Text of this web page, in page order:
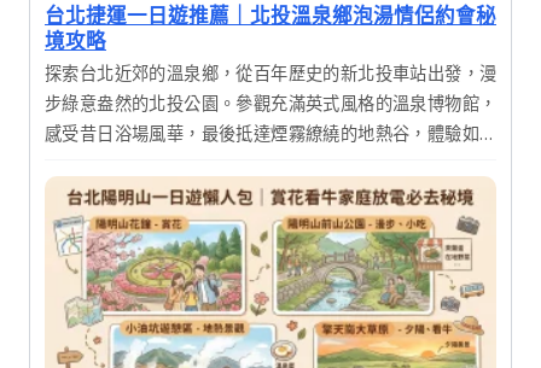
台北捷運一日遊推薦｜北投溫泉鄉泡湯情侶約會秘
境攻略
探索台北近郊的溫泉鄉，從百年歷史的新北投車站出發，漫
步綠意盎然的北投公園。參觀充滿英式風格的溫泉博物館，
感受昔日浴場風華，最後抵達煙霧繚繞的地熱谷，體驗如夢
日遊。